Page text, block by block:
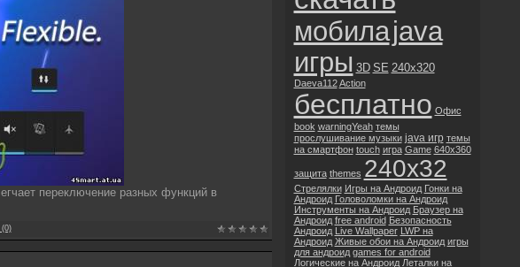
переключение разных функций в
(0)
мобилаjava
игры 3D SE 240x320
Daeva112 Action
бесплатно Офис
book warningYeah темы
прослушивание музыки java игр темы
на смартфон touch игра Game 640x360
защита themes 240x32
Стрелялки Игры на Андроид Гонки на
Андроид Головоломки на Андроид
Инструменты на Андроид Браузер на
Андроид free android Безопасность
Андроид Live Wallpaper LWP на
Андроид Живые обои на Андроид игры
для андроид games for android
Логические на Андроид Леталки на